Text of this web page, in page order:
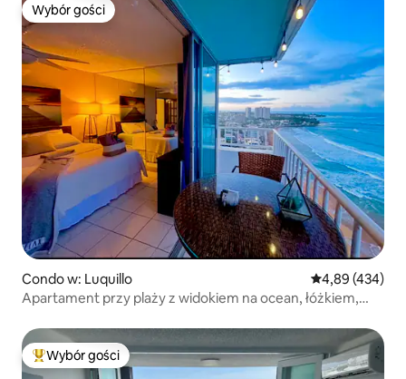
Wybór gości
Wybór gości
Condo w: Luquillo Średnia
4,89 (434)
Apartament przy plaży z widokiem na ocean, łóżkiem,
Najpopularniejsze z kategorii Wybór gości
Wybór gości